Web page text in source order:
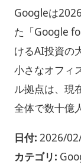
Googleは
た「Google
けるAI投資の
小さなオフィ
ル拠点は、現
全体で数十億
日付: 2026/
カテゴリ: